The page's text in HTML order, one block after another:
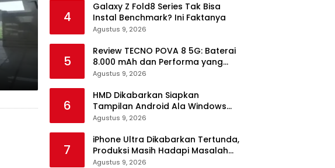
4
Galaxy Z Fold8 Series Tak Bisa
Instal Benchmark? Ini Faktanya
Agustus 9, 2026
5
Review TECNO POVA 8 5G: Baterai
8.000 mAh dan Performa yang
Masih Mantap di 2026
Agustus 9, 2026
6
HMD Dikabarkan Siapkan
Tampilan Android Ala Windows
Phone
Agustus 9, 2026
7
iPhone Ultra Dikabarkan Tertunda,
Produksi Masih Hadapi Masalah
Engsel dan Layar
Agustus 9, 2026